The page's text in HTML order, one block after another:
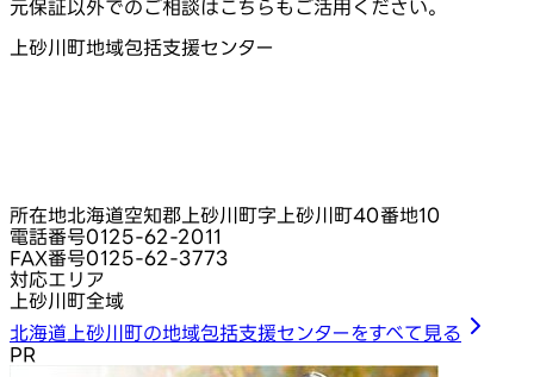
元保証以外でのご相談はこちらもご活用ください。
上砂川町地域包括支援センター
所在地北海道空知郡上砂川町字上砂川町40番地10
電話番号0125-62-2011
FAX番号0125-62-3773
対応エリア
上砂川町全域
北海道上砂川町の地域包括支援センターをすべて見る
PR